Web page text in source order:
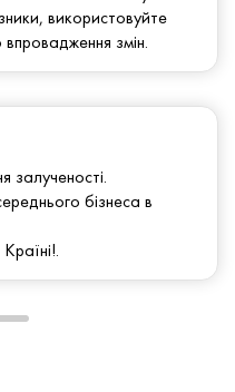
залученості.
бізнеса в
використовуйте
змін.